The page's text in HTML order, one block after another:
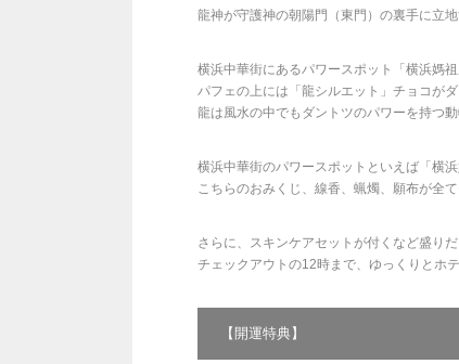
龍神が守護神の朝陽門（東門）の裏手に立
横浜中華街にあるパワースポット「横浜媽
パフェの上には「龍シルエット」チョコが
龍は風水の中でもダントツのパワーを持つ
横浜中華街のパワースポットといえば「横浜
こちらのおみくじ、線香、蝋燭、願布が全て
さらに、スキンケアセットが付くなど盛りだ
チェックアウトの12時まで、ゆっくりとホ
【開運特典】